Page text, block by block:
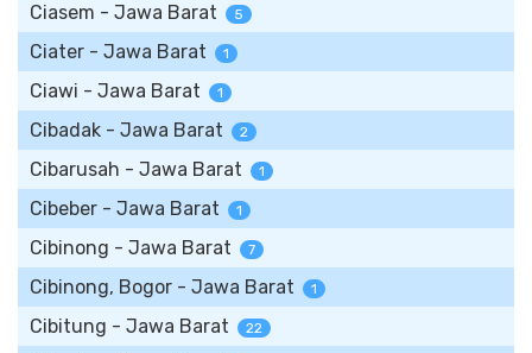
Ciasem - Jawa Barat 5
Ciater - Jawa Barat 1
Ciawi - Jawa Barat 1
Cibadak - Jawa Barat 2
Cibarusah - Jawa Barat 1
Cibeber - Jawa Barat 1
Cibinong - Jawa Barat 7
Cibinong, Bogor - Jawa Barat 1
Cibitung - Jawa Barat 22